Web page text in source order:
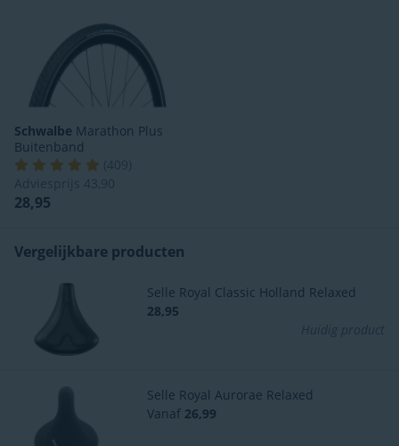
Schwalbe Marathon Plus
Buitenband
(409
Adviesprijs 43,90
28,95
Vergelijkbare producten
Selle Royal Classic Holland Relaxed
28,95
Huidig product
Selle Royal Aurorae Relaxed
Vanaf 26,99